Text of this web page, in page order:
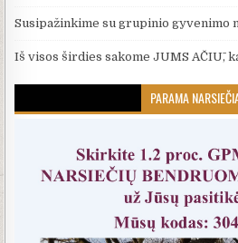
Susipažinkime su grupinio gyvenimo
Iš visos širdies sakome JUMS AČIŪ,
PARAMA